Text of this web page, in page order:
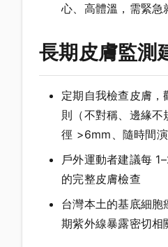
心、高體溫，需緊急
長期皮膚監測
定期自我檢查皮膚
則（不對稱、邊緣不
徑 >6mm、隨時間演
戶外運動者建議每
的完整皮膚檢查
台灣本土的基底細
期紫外線暴露密切相